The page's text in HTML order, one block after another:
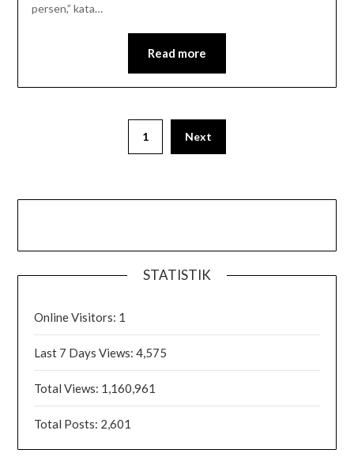
persen,” kata…
Read more
1 Next
STATISTIK
Online Visitors: 1
Last 7 Days Views:4,575
Total Views: 1,160,961
Total Posts: 2,601